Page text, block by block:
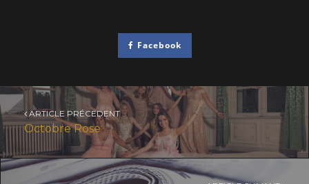
Facebook
ARTICLE PRÉCEDENT
Octobre Rose